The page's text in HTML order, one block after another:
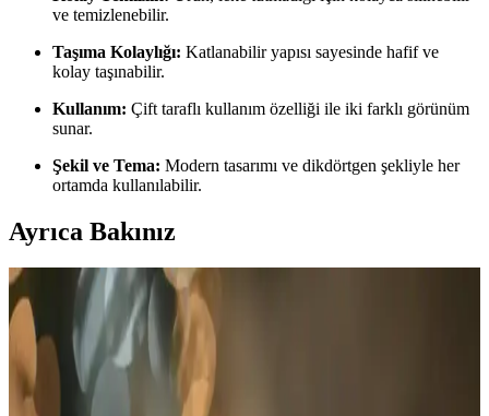
ve temizlenebilir.
Taşıma Kolaylığı: Katlanabilir yapısı sayesinde hafif ve
kolay taşınabilir.
Kullanım: Çift taraflı kullanım özelliği ile iki farklı görünüm
sunar.
Şekil ve Tema: Modern tasarımı ve dikdörtgen şekliyle her
ortamda kullanılabilir.
Ayrıca Bakınız
Katlanabilir Plastik Hasır Kilim ve Melaris Kamp ve
Plaj Halısı Karşılaştırması
İki popüler katlanabilir hasır kilim ürününü detaylı karşılaştırıyoruz.
Hafif, dayanıklı ve çok amaçlı kullanımıyla öne çıkan bu ürünler,
kamp, plaj ve bahçe aktivitelerinde pratik çözümler sunuyor.